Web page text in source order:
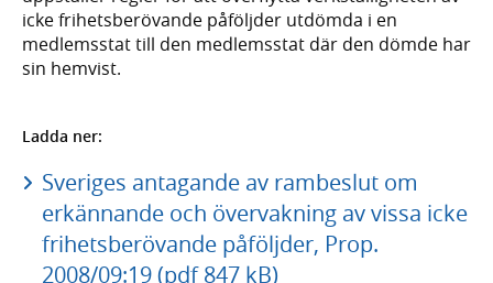
icke frihetsberövande påföljder utdömda i en
medlemsstat till den medlemsstat där den dömde har
sin hemvist.
Ladda ner:
Sveriges antagande av rambeslut om
erkännande och övervakning av vissa icke
frihetsberövande påföljder, Prop.
2008/09:19 (pdf 847 kB)